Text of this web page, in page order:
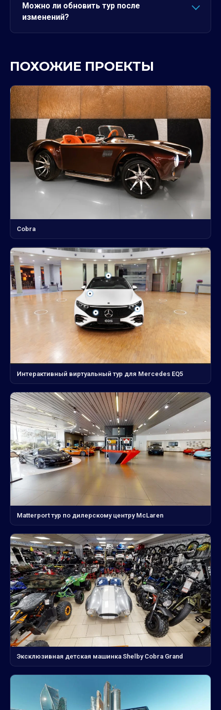
Можно ли обновить тур после
изменений?
ПОХОЖИЕ ПРОЕКТЫ
Cobra
Интерактивный виртуальный тур для Mercedes EQ5
Matterport тур по дилерскому центру McLaren
Эксклюзивная детская машинка Shelby Cobra Grand